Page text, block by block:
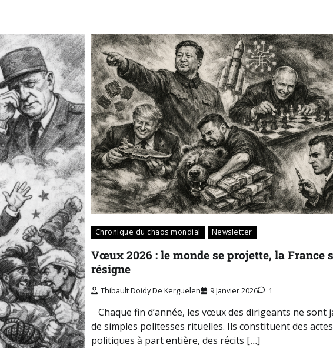
Chronique du chaos mondial Newsletter
Vœux 2026 : le monde se projette, la France
résigne
Thibault Doidy De Kerguelen 9 Janvier 2026 1
Chaque fin d’année, les vœux des dirigeants ne sont
de simples politesses rituelles. Ils constituent des actes
politiques à part entière, des récits […]